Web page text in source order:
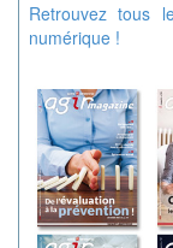
Retrouvez tous
numérique !